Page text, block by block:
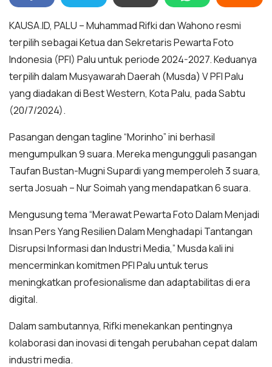
KAUSA.ID, PALU – Muhammad Rifki dan Wahono resmi
terpilih sebagai Ketua dan Sekretaris Pewarta Foto
Indonesia (PFI) Palu untuk periode 2024-2027. Keduanya
terpilih dalam Musyawarah Daerah (Musda) V PFI Palu
yang diadakan di Best Western, Kota Palu, pada Sabtu
(20/7/2024).
Pasangan dengan tagline “Morinho” ini berhasil
mengumpulkan 9 suara. Mereka mengungguli pasangan
Taufan Bustan-Mugni Supardi yang memperoleh 3 suara,
serta Josuah – Nur Soimah yang mendapatkan 6 suara.
Mengusung tema “Merawat Pewarta Foto Dalam Menjadi
Insan Pers Yang Resilien Dalam Menghadapi Tantangan
Disrupsi Informasi dan Industri Media,” Musda kali ini
mencerminkan komitmen PFI Palu untuk terus
meningkatkan profesionalisme dan adaptabilitas di era
digital.
Dalam sambutannya, Rifki menekankan pentingnya
kolaborasi dan inovasi di tengah perubahan cepat dalam
industri media.